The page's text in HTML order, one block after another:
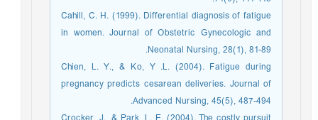
Cahill, C. H. (1999). Differential diagnosis of fatigue
in women. Journal of Obstetric Gynecologic and
Neonatal Nursing, 28(1), 81-89.
Chien, L. Y., & Ko, Y .L. (2004). Fatigue during
pregnancy predicts cesarean deliveries. Journal of
Advanced Nursing, 45(5), 487-494.